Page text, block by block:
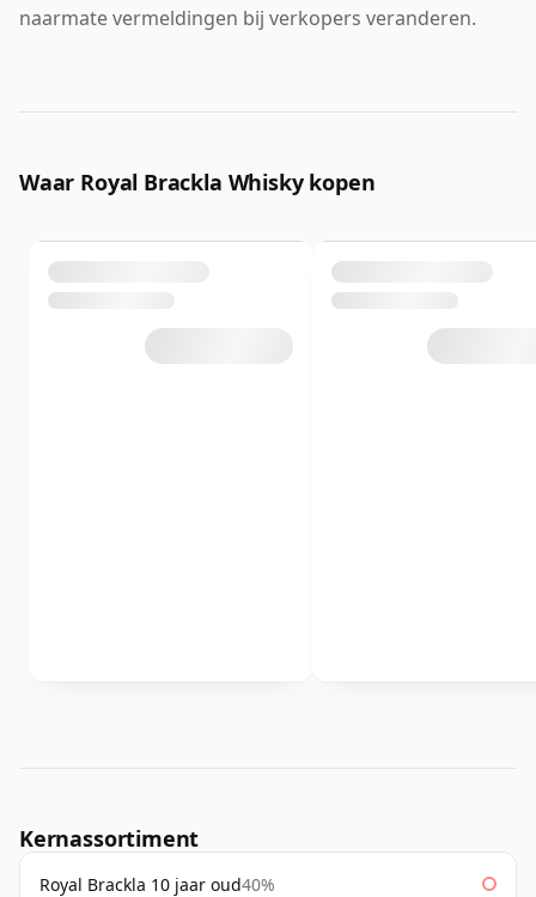
naarmate vermeldingen bij verkopers veranderen.
Waar Royal Brackla Whisky kopen
Kernassortiment
Royal Brackla 10 jaar oud40%